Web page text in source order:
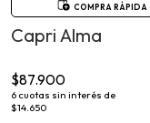
COMPRA RÁPIDA
Capri Alma
$87.900
6 cuotas sin interés de
$14.650